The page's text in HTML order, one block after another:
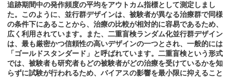
追跡期間中の発作頻度の平均をアウトカム指標として測定しまし
た。このように、並行群デザインは、被験者が異なる治療群で同様
の条件下にあることから、治療の比較が相対的に容易であるため、
広く利用されています。また、二重盲検ランダム化並行群デザイン
は、最も厳密かつ信頼性の高いデザインの一つとされ、一般的には
「ゴールドスタンダード」と呼ばれています。二重盲検という形式
では、被験者も研究者もどの被験者がどの治療を受けているかを知
らずに試験が行われるため、バイアスの影響を最小限に抑えること